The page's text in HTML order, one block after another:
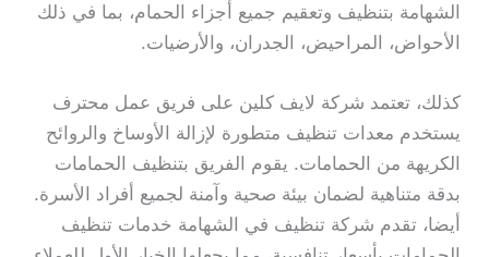
الشهامة بتنظيف وتعقيم جميع أجزاء الحمام، بما في ذلك
الأحواض، المراحيض، الجدران، والأرضيات.
كذلك، تعتمد شركة لايف كلين على فريق عمل محترف
يستخدم معدات تنظيف متطورة لإزالة الأوساخ والروائح
الكريهة من الحمامات. يقوم الفريق بتنظيف الحمامات
بدقة متناهية لضمان بيئة صحية وآمنة لجميع أفراد الأسرة.
أيضا، تقدم شركة تنظيف في الشهامة خدمات تنظيف